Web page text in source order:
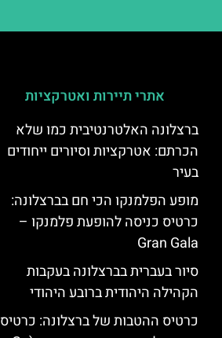
אתרי תיירות ואטרקציות
ברצלונה האלטרנטיבית כמו שלא
הכרתם: אטרקציות וסיורים ייחודים
בעיר
מופע הפלמנקו הכי חם בברצלונה:
כרטיס כניסה להופעת פלמנקו –
Gran Gala
סיור בעברית בברצלונה בעקבות
הקהילה היהודית ברובע היהודי
כרטיס ההטבות של ברצלונה: כרטיס